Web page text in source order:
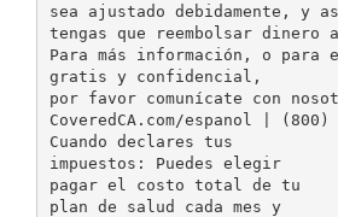
sea ajustado debidamente, y
tengas que reembolsar dinero
Para más información, o para
gratis y confidencial,
por favor comunícate con
CoveredCA.com/espanol | (800)
Cuando declares tus
impuestos: Puedes elegir
pagar el costo total de tu
plan de salud cada mes y